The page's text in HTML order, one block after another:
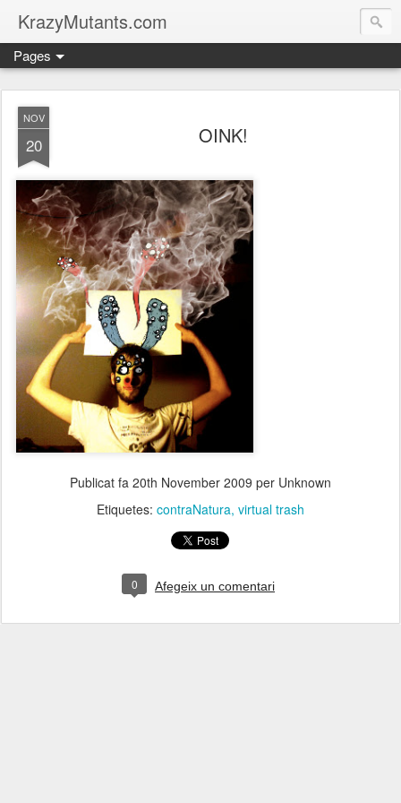
KrazyMutants.com
Pages
NOV
20 OINK!
Publicat fa 20th November 2009 per Unknown
Etiquetes: contraNatura virtual trash
0 Afegeix un comentari